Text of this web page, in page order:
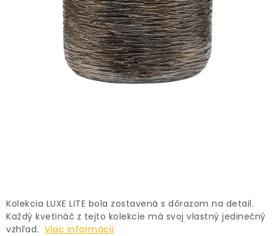
ZNAČKY
Kolekcia LUXE LITE bola zostavená s dôrazom na detail.
Každý kvetináč z tejto kolekcie má svoj vlastný jedinečný
vzhľad. Viac informácií